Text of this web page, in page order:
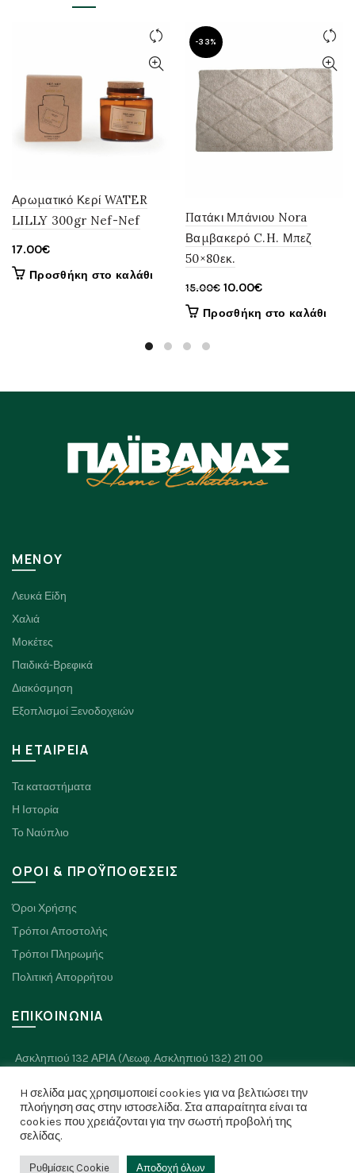
Αρωματικό Κερί WATER
LILLY 300gr Nef-Nef
17.00€
Προσθήκη στο καλάθι
-33%
Πατάκι Μπάνιου Nora
Βαμβακερό C.H. Μπεζ
50×80εκ.
15.00€ Original
price
10.00€Η
τρέχουσα
Προσθήκη στο καλάθι
ΜΕΝΟΥ
Λευκά Είδη
Χαλιά
Μοκέτες
Παιδικά-Βρεφικά
Διακόσμηση
Εξοπλισμοί Ξενοδοχειών
H ΕΤΑΙΡΕΙΑ
Τα καταστήματα
Η Ιστορία
Το Ναύπλιο
ΟΡΟΙ & ΠΡΟΫΠΟΘΕΣΕΙΣ
Όροι Χρήσης
Τρόποι Αποστολής
Τρόποι Πληρωμής
Πολιτική Απορρήτου
ΕΠΙΚΟΙΝΩΝΙΑ
Ασκληπιού 132 ΑΡΙΑ (Λεωφ. Ασκληπιού 132) 211 00
Τηλ: 2752 026334
H σελίδα μας χρησιμοποιεί cookies για να βελτιώσει την
πλοήγηση σας στην ιστοσελίδα. Στα απαραίτητα είναι τα
cookies που χρειάζονται για την σωστή προβολή της
σελίδας.
Ρυθμίσεις Cookie Αποδοχή όλων